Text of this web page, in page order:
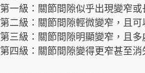
第一級：關節間隙似乎出現變窄或
第二級：關節間隙輕微變窄，且
第三級：關節間隙明顯變窄，且多
第四級：關節間隙變得更窄甚至